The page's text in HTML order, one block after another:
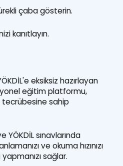
çaba gösterin.
kanıtlayın.
eksiksiz hazırlayan
eğitim platformu,
tecrübesine sahip
sınavlarında
ve okuma hızınızı
sağlar.